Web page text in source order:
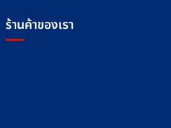
ร้านค้าของเรา